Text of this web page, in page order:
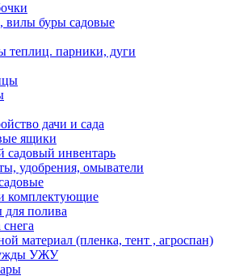
вилы буры садовые
теплиц. парники, дуги
дачи и сада
ящики
садовый инвентарь
удобрения, омыватели
комплектующие
для полива
материал (пленка, тент , агроспан)
УЖУ